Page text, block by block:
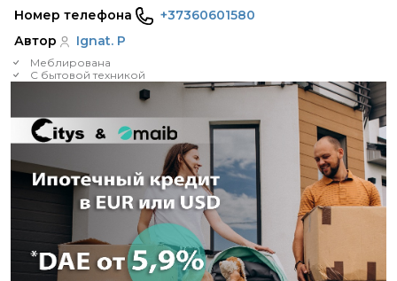
Номер телефона
+37360601580
Автор
Ignat. P
Меблирована
С бытовой техникой